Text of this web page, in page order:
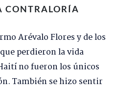
CONTRALORÍA
Arévalo Flores y de los
perdieron la vida
no fueron los únicos
También se hizo sentir